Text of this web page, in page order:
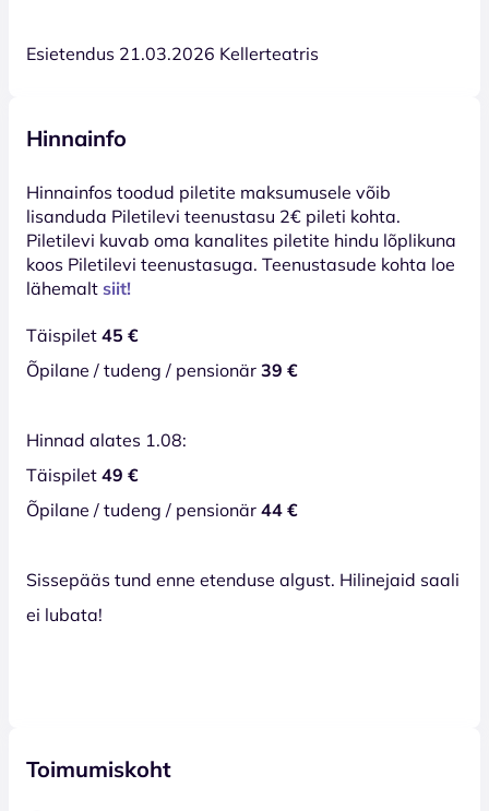
Esietendus 21.03.2026 Kellerteatris
Hinnainfo
Hinnainfos toodud piletite maksumusele võib
lisanduda Piletilevi teenustasu 2€ pileti kohta.
Piletilevi kuvab oma kanalites piletite hindu lõplikuna
koos Piletilevi teenustasuga. Teenustasude kohta loe
lähemalt siit!
Täispilet 45 €
Õpilane / tudeng / pensionär 39 €
Hinnad alates 1.08:
Täispilet 49 €
Õpilane / tudeng / pensionär 44 €
Sissepääs tund enne etenduse algust. Hilinejaid saali
ei lubata!
Toimumiskoht